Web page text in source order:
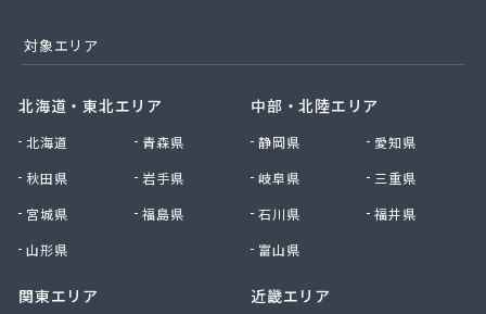
仙台アイ・リビング株式会社
仙台エネルギーサービス株式会社
仙台ガス株式会社
仙台プロパン株式会社
仙台農業協同組合ガス供給センター
千葉商店
川村商店
ス課
対象エリア
北海道・東北エリア
北海道
青森県
秋田県
岩手県
宮城県
福島県
山形県
関東エリア
中部・北陸エリア
静岡県
愛知県
岐阜県
三重県
石川県
福井県
富山県
近畿エリア